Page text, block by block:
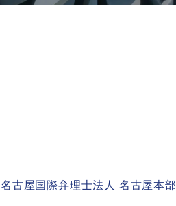
名古屋国際弁理士法人 名古屋本部